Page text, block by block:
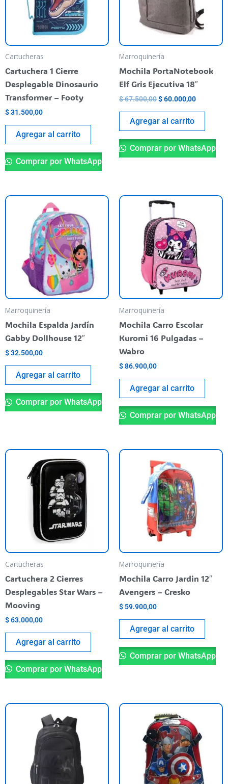
Cartucheras
Cartuchera 1 Cierre
Desplegable Dinosaurio
Transformer – Footy
$31.500,00
Agregar al carrito
Comprar por WhatsApp
Marroquinería
Mochila PortaNotebook
Elf Gris Ejecutiva 18″
$67.500,00$60.000,00
Agregar al carrito
Comprar por WhatsApp
Marroquinería
Mochila Espalda Jardín
Gabby Dollhouse 12″
$32.500,00
Agregar al carrito
Comprar por WhatsApp
Marroquinería
Mochila Carro Escolar
Kuromi 16 Pulgadas –
Wabro
$86.900,00
Agregar al carrito
Comprar por WhatsApp
Cartucheras
Cartuchera 2 Cierres
Desplegables Star Wars –
Mooving
$63.000,00
Agregar al carrito
Comprar por WhatsApp
Marroquinería
Mochila Carro Jardin 12″
Avengers – Cresko
$ 59.900,00
Agregar al carrito
Comprar por WhatsApp